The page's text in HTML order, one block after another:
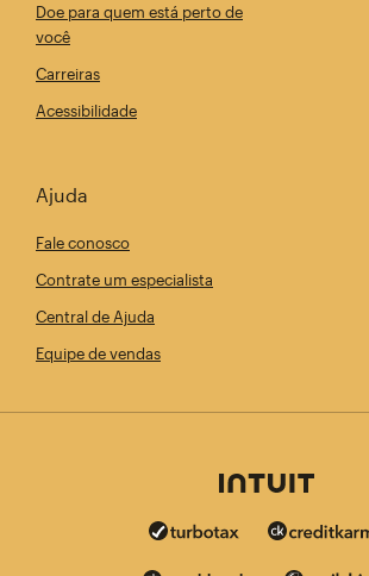
Doe para quem está perto de
você
Carreiras
Acessibilidade
Ajuda
Fale conosco
Contrate um especialista
Central de Ajuda
Equipe de vendas